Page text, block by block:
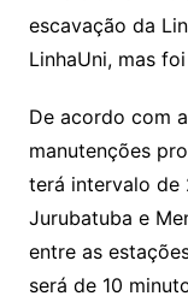
escavação da
LinhaUni, mas
De acordo com
manutenções
terá intervalo de
Jurubatuba e
entre as
será de 10